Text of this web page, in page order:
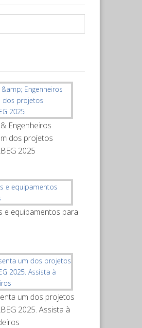
Engenheiros
dos projetos
2025
e equipamentos para
um dos projetos
2025. Assista à